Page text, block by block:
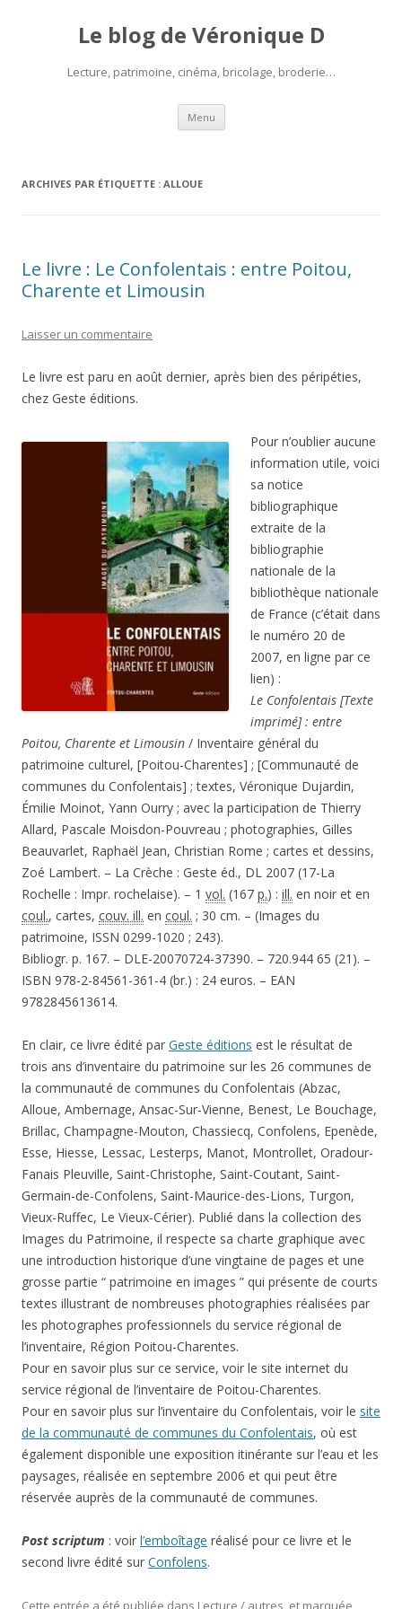
Le blog de Véronique D
Lecture, patrimoine, cinéma, bricolage, broderie…
Menu Aller
contenu
ARCHIVES PAR ÉTIQUETTE : ALLOUE
Le livre : Le Confolentais : entre Poitou,
Charente et Limousin
Laisser un commentaire
Le livre est paru en août dernier, après bien des péripéties,
chez Geste éditions.
Pour n’oublier aucune
information utile, voici
sa notice
bibliographique
extraite de la
bibliographie
nationale de la
bibliothèque nationale
de France (c’était dans
le numéro 20 de
2007, en ligne par ce
lien) :
Le Confolentais [Texte
imprimé] : entre
Poitou, Charente et Limousin / Inventaire général du
patrimoine culturel, [Poitou-Charentes] ; [Communauté de
communes du Confolentais] ; textes, Véronique Dujardin,
Émilie Moinot, Yann Ourry ; avec la participation de Thierry
Allard, Pascale Moisdon-Pouvreau ; photographies, Gilles
Beauvarlet, Raphaël Jean, Christian Rome ; cartes et dessins,
Zoé Lambert. – La Crèche : Geste éd., DL 2007 (17-La
Rochelle : Impr. rochelaise). – 1 vol. (167 p.) : ill. en noir et en
coul., cartes, couv. ill. en coul. ; 30 cm. – (Images du
patrimoine, ISSN 0299-1020 ; 243).
Bibliogr. p. 167. – DLE-20070724-37390. – 720.944 65 (21). –
ISBN 978-2-84561-361-4 (br.) : 24 euros. – EAN
9782845613614.
En clair, ce livre édité par Geste éditions est le résultat de
trois ans d’inventaire du patrimoine sur les 26 communes de
la communauté de communes du Confolentais (Abzac,
Alloue, Ambernage, Ansac-Sur-Vienne, Benest, Le Bouchage,
Brillac, Champagne-Mouton, Chassiecq, Confolens, Epenède,
Esse, Hiesse, Lessac, Lesterps, Manot, Montrollet, Oradour-
Fanais Pleuville, Saint-Christophe, Saint-Coutant, Saint-
Germain-de-Confolens, Saint-Maurice-des-Lions, Turgon,
Vieux-Ruffec, Le Vieux-Cérier). Publié dans la collection des
Images du Patrimoine, il respecte sa charte graphique avec
une introduction historique d’une vingtaine de pages et une
grosse partie “ patrimoine en images ” qui présente de courts
textes illustrant de nombreuses photographies réalisées par
les photographes professionnels du service régional de
l’inventaire, Région Poitou-Charentes.
Pour en savoir plus sur ce service, voir le site internet du
service régional de l’inventaire de Poitou-Charentes.
Pour en savoir plus sur l’inventaire du Confolentais, voir le site
de la communauté de communes du Confolentais, où est
également disponible une exposition itinérante sur l’eau et les
paysages, réalisée en septembre 2006 et qui peut être
réservée auprès de la communauté de communes.
Post scriptum : voir l’emboîtage réalisé pour ce livre et le
second livre édité sur Confolens.
Cette entrée a été publiée dans Lecture / autres , et marquée